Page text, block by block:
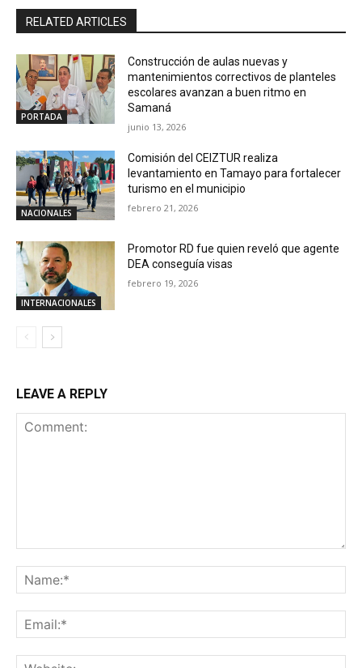
RELATED ARTICLES
PORTADA
Construcción de aulas nuevas y
mantenimientos correctivos de planteles
escolares avanzan a buen ritmo en
Samaná
junio 13, 2026
NACIONALES
Comisión del CEIZTUR realiza
levantamiento en Tamayo para fortalecer
turismo en el municipio
febrero 21, 2026
INTERNACIONALES
Promotor RD fue quien reveló que agente
DEA conseguía visas
febrero 19, 2026
LEAVE A REPLY